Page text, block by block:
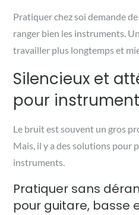
Pratiquer chez soi demande
ranger bien les instruments.
travailler plus longtemps et
Silencieux et
pour
Le bruit est souvent un gros
Mais, il y a des solutions pour
instruments.
Pratiquer sans
pour guitare, basse